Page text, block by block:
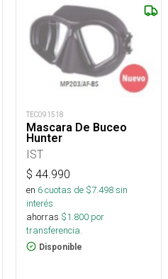
TEC091518
Mascara De Buceo
Hunter
IST
$ 44.990
en 6cuotas de $7.498sin
interés
ahorras $1.800 por
transferencia.
Disponible